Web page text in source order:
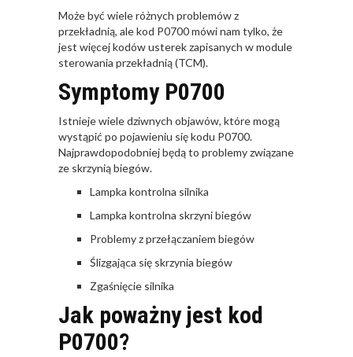
Może być wiele różnych problemów z
przekładnią, ale kod P0700 mówi nam tylko, że
jest więcej kodów usterek zapisanych w module
sterowania przekładnią (TCM).
Symptomy P0700
Istnieje wiele dziwnych objawów, które mogą
wystąpić po pojawieniu się kodu P0700.
Najprawdopodobniej będą to problemy związane
ze skrzynią biegów.
Lampka kontrolna silnika
Lampka kontrolna skrzyni biegów
Problemy z przełączaniem biegów
Ślizgająca się skrzynia biegów
Zgaśnięcie silnika
Jak poważny jest kod
P0700?